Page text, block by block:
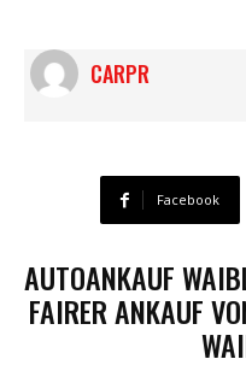
CARPR
Facebook
AUTOANKAUF
FAIRER ANKAUF